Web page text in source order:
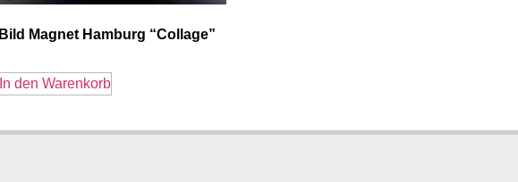
Bild Magnet Hamburg “Collage”
In den Warenkorb